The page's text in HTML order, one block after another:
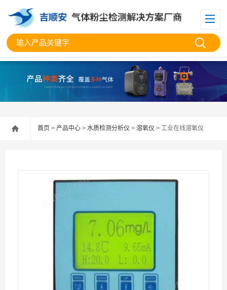
首页 > 产品中心 > 水质检测分析仪 > 溶氧仪 > 工业在线溶氧仪